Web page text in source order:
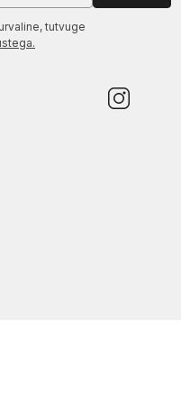
tutvuge